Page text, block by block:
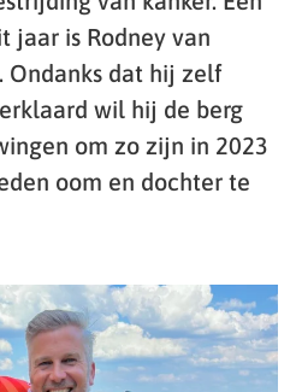
jaar is Rodney van
Ondanks dat hij zelf
wil hij de berg
om zo zijn in 2023
oom en dochter te